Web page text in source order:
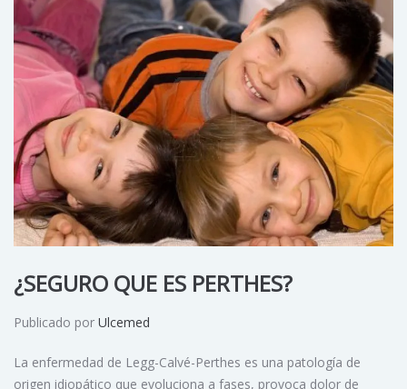
¿SEGURO QUE ES PERTHES?
Publicado por Ulcemed
La enfermedad de Legg-Calvé-Perthes es una patología de
origen idiopático que evoluciona a fases, provoca dolor de